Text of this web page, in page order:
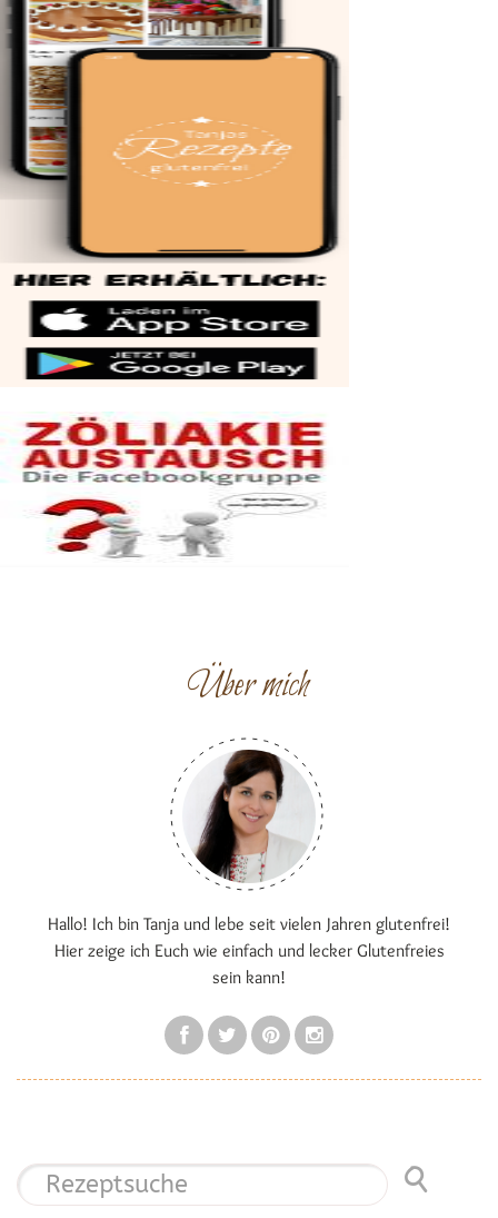
Über mich
Hallo! Ich bin Tanja und lebe seit vielen Jahren glutenfrei!
Hier zeige ich Euch wie einfach und lecker Glutenfreies
sein kann!